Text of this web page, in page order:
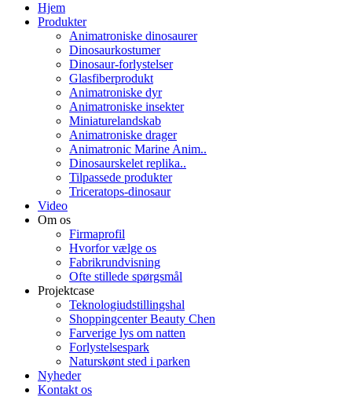
Hjem
Produkter
Animatroniske dinosaurer
Dinosaurkostumer
Dinosaur-forlystelser
Glasfiberprodukt
Animatroniske dyr
Animatroniske insekter
Miniaturelandskab
Animatroniske drager
Animatronic Marine Anim..
Dinosaurskelet replika..
Tilpassede produkter
Triceratops-dinosaur
Video
Om os
Firmaprofil
Hvorfor vælge os
Fabrikrundvisning
Ofte stillede spørgsmål
Projektcase
Teknologiudstillingshal
Shoppingcenter Beauty Chen
Farverige lys om natten
Forlystelsespark
Naturskønt sted i parken
Nyheder
Kontakt os